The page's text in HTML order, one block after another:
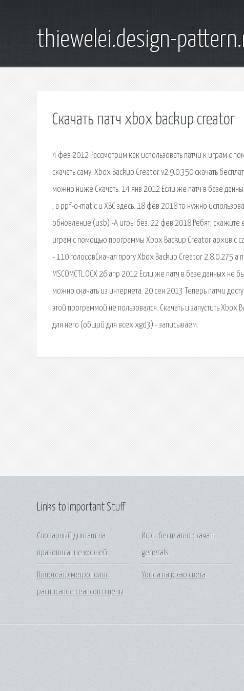
thiewelei.design-
Скачать патч xbox backup creator
4 фев 2012 Рассмотрим как использовать патчи к играм с
скачать саму. Xbox Backup Creator v2.9.0.350 скачать
можно ниже Скачать. 14 янв 2012 Если же патч в базе
, а ppf-o-matic и XBC здесь. 18 фев 2018 то нужно
обновление (usb) -А игры без. 22 фев 2018 Ребят, скажите
играм с помощью программы Xbox Backup Creator архив с
- 110 голосовСкачал прогу Xbox Backup Creator 2.8.0.275
MSCOMCTL.OCX 26 апр 2012 Если же патч в базе данных
можно скачать из интернета. 20 сен 2013 Теперь патчи
этой программой не пользовался. Скачать и запустить
для него (общий для всех xgd3) - записываем.
Links to Important Stuff
Словарный диктант на
правописание корней
Кинотеатр метрополис
расписание сеансов и цены
Игры бесплатно скачать
generals
Youda на краю света